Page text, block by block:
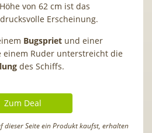
von 62 cm ist das
Erscheinung.
Bugspriet und einer
einem Ruder unterstreicht die
des Schiffs.
Zum Deal
dieser Seite ein Produkt kaufst, erhalten